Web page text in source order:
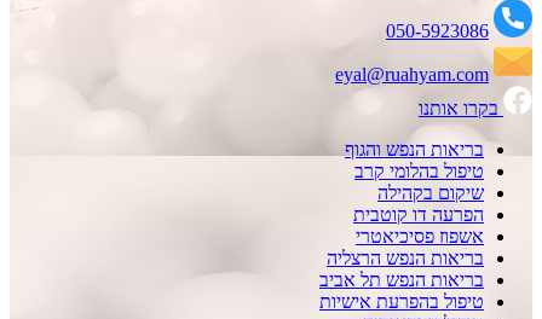
050-5923086
eyal@ruahyam.com
בקרו אותנו
בריאות הנפש והגוף
טיפול בהלומי קרב
שיקום בקהילה
הפרעה דו קוטבית
אשפוז פסיכיאטרי
בריאות הנפש הרצליה
בריאות הנפש תל אביב
טיפול בהפרעת אישיות